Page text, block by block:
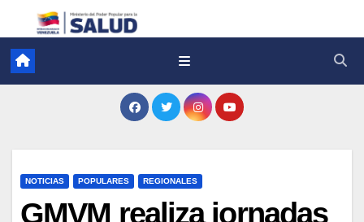
NOTICIAS POPULARES REGIONALES
GMVM realiza jornadas